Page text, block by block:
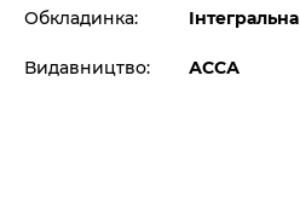
Обкладинка: Інтегральна
Видавництво: АССА